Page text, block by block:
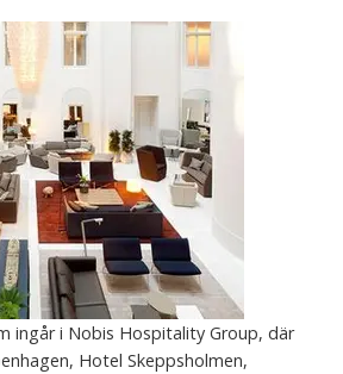
ingår i Nobis Hospitality Group, där
Hotel Skeppsholmen,